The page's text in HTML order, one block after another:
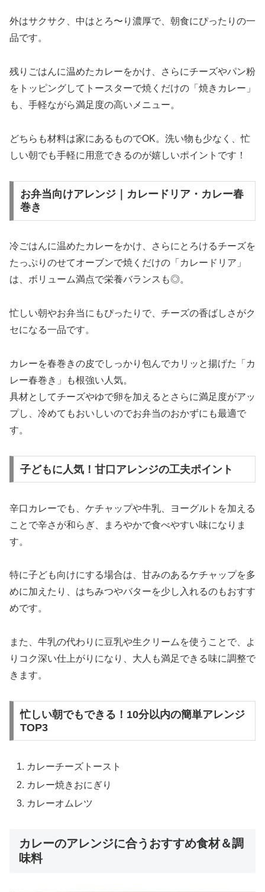
外はサクサク、中はとろ〜り濃厚で、朝食にぴったりの一
品です。
残りごはんに温めたカレーをかけ、さらにチーズやパン粉
をトッピングしてトースターで焼くだけの「焼きカレー」
も、手軽ながら満足度の高いメニュー。
どちらも材料は家にあるものでOK。洗い物も少なく、忙
しい朝でも手軽に用意できるのが嬉しいポイントです！
お弁当向けアレンジ｜カレードリア・カレー春
巻き
冷ごはんに温めたカレーをかけ、さらにとろけるチーズを
たっぷりのせてオーブンで焼くだけの「カレードリア」
は、ボリューム満点で栄養バランスも◎。
忙しい朝やお弁当にもぴったりで、チーズの香ばしさがク
セになる一品です。
カレーを春巻きの皮でしっかり包んでカリッと揚げた「カ
レー春巻き」も根強い人気。
具材としてチーズやゆで卵を加えるとさらに満足度がアッ
プし、冷めてもおいしいのでお弁当のおかずにも最適で
す。
子どもに人気！甘口アレンジの工夫ポイント
辛口カレーでも、ケチャップや牛乳、ヨーグルトを加える
ことで辛さが和らぎ、まろやかで食べやすい味になりま
す。
特に子ども向けにする場合は、甘みのあるケチャップを多
めに加えたり、はちみつやバターを少し入れるのもおすす
めです。
また、牛乳の代わりに豆乳や生クリームを使うことで、よ
りコク深い仕上がりになり、大人も満足できる味に調整で
きます。
忙しい朝でもできる！10分以内の簡単アレンジ
TOP3
カレーチーズトースト
カレー焼きおにぎり
カレーオムレツ
カレーのアレンジに合うおすすめ食材＆調
味料